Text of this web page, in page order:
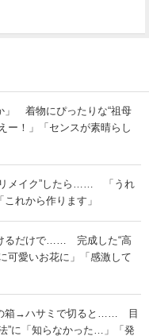
」 着物にぴったりな“祖母
ー！」「センスが素晴らし
メイク”したら…… 「うれ
れから作ります」
るだけで…… 完成した“高
可愛いお花に」「感激して
箱→ハサミで切ると…… 目
”に「知らなかった…」「発